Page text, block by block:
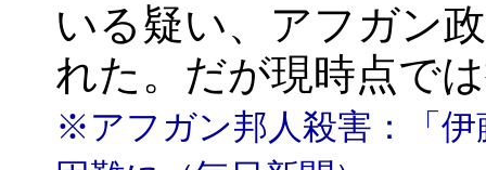
いる疑い、アフガン
れた。だが現時点で
※アフガン邦人殺害：「